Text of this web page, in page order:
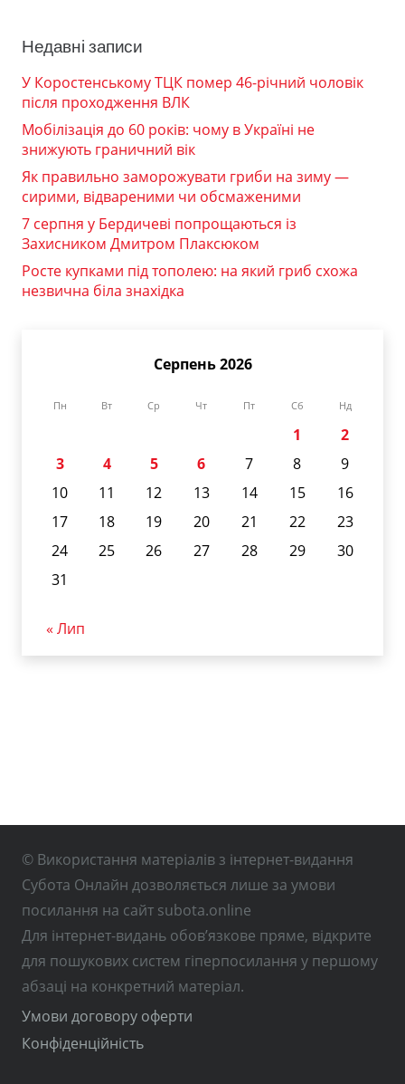
Недавні записи
У Коростенському ТЦК помер 46-річний чоловік
після проходження ВЛК
Мобілізація до 60 років: чому в Україні не
знижують граничний вік
Як правильно заморожувати гриби на зиму —
сирими, відвареними чи обсмаженими
7 серпня у Бердичеві попрощаються із
Захисником Дмитром Плаксюком
Росте купками під тополею: на який гриб схожа
незвична біла знахідка
Серпень 2026
Пн Вт Ср Чт Пт Сб Нд
1
2
3
4 5 6 7 8
9
10
11 12 13 14 15
16
17
18 19 20 21 22
23
24
25 26 27 28 29
30
31
« Лип
© Використання матеріалів з інтернет-видання
Субота Онлайн дозволяється лише за умови
посилання на сайт subota.online
Для інтернет-видань обов’язкове пряме, відкрите
для пошукових систем гіперпосилання у першому
абзаці на конкретний матеріал.
Умови договору оферти
Конфіденційність